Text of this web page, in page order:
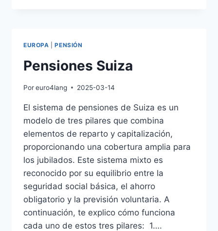
EUROPA |PENSIÓN
Pensiones Suiza
Poreuro4lang 2025-03-14
El sistema de pensiones de Suiza es un
modelo de tres pilares que combina
elementos de reparto y capitalización,
proporcionando una cobertura amplia para
los jubilados. Este sistema mixto es
reconocido por su equilibrio entre la
seguridad social básica, el ahorro
obligatorio y la previsión voluntaria. A
continuación, te explico cómo funciona
cada uno de estos tres pilares: 1….